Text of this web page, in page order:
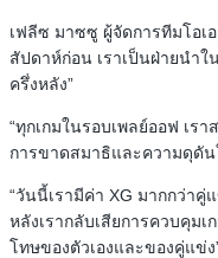
เฟลีซ มาซซู ผู้จัดการทีมโอเ
สัปดาห์ก่อน เราเป็นฝ่ายนำ
ครึ่งหลัง”
“ทุกเกมในรอบเพลย์ออฟ เร
การขาดสมาธิและความดุดัน
“วันนี้เรามีค่า XG มากกว่าคู่
หลังเรากลับเสียการควบคุม
โทษของตัวเองและของคู่แข่ง